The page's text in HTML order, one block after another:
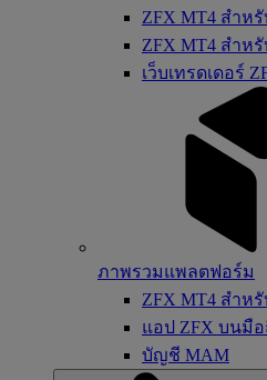
ZFX MT4 สำหรั
ZFX MT4 สำหรั
เว็บเทรดเดอร์
ภาพรวมแพลตฟอร์ม
ZFX MT4 สำห
แอป ZFX บนมื
บัญชี MAM